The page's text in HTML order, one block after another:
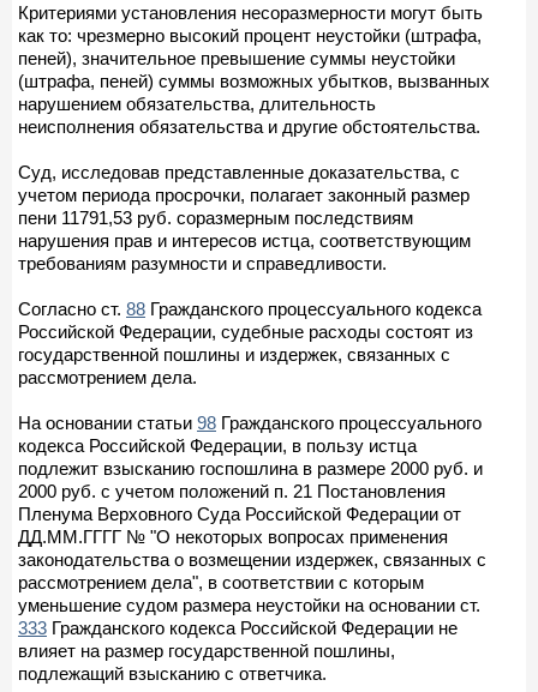
Критериями установления несоразмерности могут быть
как то: чрезмерно высокий процент неустойки (штрафа,
пеней), значительное превышение суммы неустойки
(штрафа, пеней) суммы возможных убытков, вызванных
нарушением обязательства, длительность
неисполнения обязательства и другие обстоятельства.
Суд, исследовав представленные доказательства, с
учетом периода просрочки, полагает законный размер
пени 11791,53 руб. соразмерным последствиям
нарушения прав и интересов истца, соответствующим
требованиям разумности и справедливости.
Согласно ст. 88 Гражданского процессуального кодекса
Российской Федерации, судебные расходы состоят из
государственной пошлины и издержек, связанных с
рассмотрением дела.
На основании статьи 98 Гражданского процессуального
кодекса Российской Федерации, в пользу истца
подлежит взысканию госпошлина в размере 2000 руб. и
2000 руб. с учетом положений п. 21 Постановления
Пленума Верховного Суда Российской Федерации от
ДД.ММ.ГГГГ № "О некоторых вопросах применения
законодательства о возмещении издержек, связанных с
рассмотрением дела", в соответствии с которым
уменьшение судом размера неустойки на основании ст.
333 Гражданского кодекса Российской Федерации не
влияет на размер государственной пошлины,
подлежащий взысканию с ответчика.